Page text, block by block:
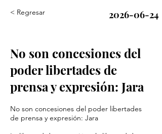
< Regresar 2026-06-24
No son concesiones del
poder libertades de
prensa y expresión: Jara
No son concesiones del poder libertades
de prensa y expresión: Jara